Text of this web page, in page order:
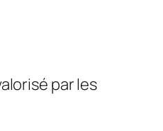
par les